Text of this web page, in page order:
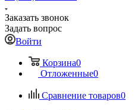
Заказать звонок
Задать вопрос
Войти
Корзина0
Отложенные0
Сравнение товаров0